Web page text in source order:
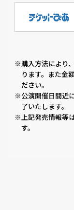
※購入方法により
ります。また金
ださい。
※公演開催日間近
了いたします。
※上記発売情報等
す。